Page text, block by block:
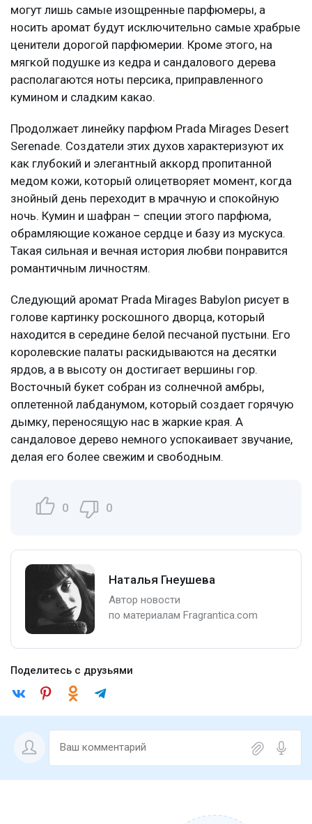
могут лишь самые изощренные парфюмеры, а
носить аромат будут исключительно самые храбрые
ценители дорогой парфюмерии. Кроме этого, на
мягкой подушке из кедра и сандалового дерева
располагаются ноты персика, приправленного
кумином и сладким какао.
Продолжает линейку парфюм Prada Mirages Desert
Serenade. Создатели этих духов характеризуют их
как глубокий и элегантный аккорд пропитанной
медом кожи, который олицетворяет момент, когда
знойный день переходит в мрачную и спокойную
ночь. Кумин и шафран – специи этого парфюма,
обрамляющие кожаное сердце и базу из мускуса.
Такая сильная и вечная история любви понравится
романтичным личностям.
Следующий аромат Prada Mirages Babylon рисует в
голове картинку роскошного дворца, который
находится в середине белой песчаной пустыни. Его
королевские палаты раскидываются на десятки
ярдов, а в высоту он достигает вершины гор.
Восточный букет собран из солнечной амбры,
оплетенной лабданумом, который создает горячую
дымку, переносящую нас в жаркие края. А
сандаловое дерево немного успокаивает звучание,
делая его более свежим и свободным.
0 0
Наталья Гнеушева
Автор новости
по материалам Fragrantica.com
Поделитесь с друзьями